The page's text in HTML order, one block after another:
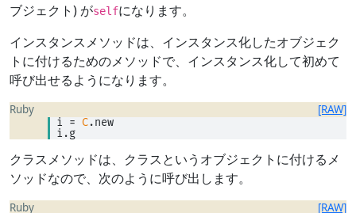
ブジェクト) がselfになります。
インスタンスメソッドは、インスタンス化したオブジェク
トに付けるためのメソッドで、インスタンス化して初めて
呼び出せるようになります。
Ruby [RAW]
i = C.new
i.g
クラスメソッドは、クラスというオブジェクトに付けるメ
ソッドなので、次のように呼び出します。
Ruby [RAW]